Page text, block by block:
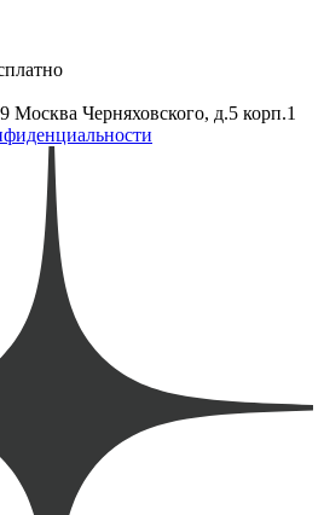
Москва Черняховского, д.5 корп.1